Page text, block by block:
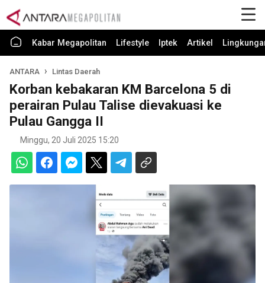
Kabar Megapolitan Lifestyle Iptek Artikel
ANTARA Lintas Daerah
Korban kebakaran KM Barcelona 5 di
perairan Pulau Talise dievakuasi ke
Pulau Gangga II
Minggu, 20 Juli 2025 15:20